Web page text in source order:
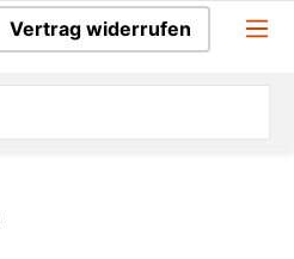
Vertrag widerrufen